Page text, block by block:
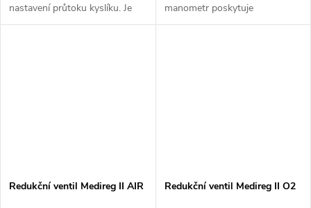
nastavení průtoku kyslíku. Je
ideální například pro podávání
manometr poskytuje
jednoduchou kontrolu tlaku
Redukční ventil Medireg II AIR Redukční ventil Medireg II O2